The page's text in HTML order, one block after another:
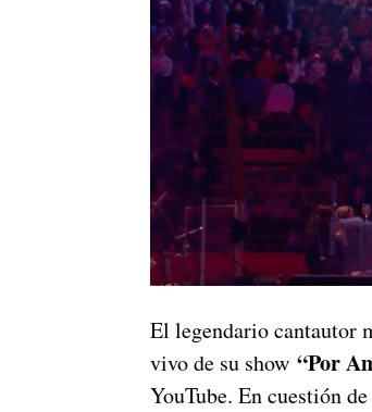
El legendario cantautor
vivo de su show “Por
YouTube. En cuestión